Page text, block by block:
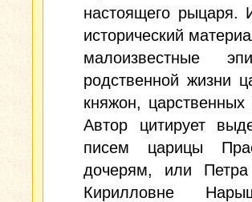
настоящего рыцаря.
исторический
малоизвестные
родственной жизни
княжон,
Автор цитирует
писем царицы
дочерям, или
Кирилловне